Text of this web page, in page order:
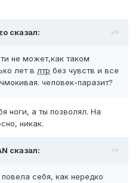
сказал:
не может,как таком
лет в лтр без чувств и все
человек-паразит?
ноги, а ты позволял. На
никак.
сказал:
себя, как нередко